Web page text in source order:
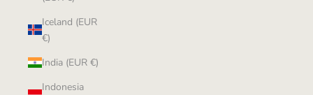
Iceland (EUR
€)
India (EUR €)
Indonesia